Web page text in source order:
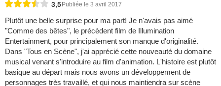
3,5 Publiée le 3 avril 2017
Plutôt une belle surprise pour ma part! Je n'avais pas aimé
"Comme des bêtes", le précèdent film de Illumination
Entertainment, pour principalement son manque d'originalité.
Dans "Tous en Scène", j'ai apprécié cette nouveauté du domaine
musical venant s'introduire au film d'animation. L'histoire est plutôt
basique au départ mais nous avons un développement de
personnages très travaillé, et qui nous maintiendra sur scène